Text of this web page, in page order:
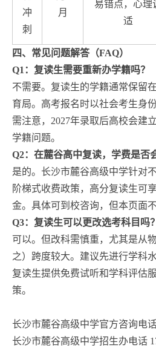
冲
刺
月
易错点，心理
适
四、常见问题解答（FAQ）
Q1：复读生需要重新办学籍吗？
不需要。复读生的学籍通常保留
育局。高考报名时以社会考生身
需注意，2027年录取后高校会建
学籍问题。
Q2：在麓谷高中复读，学费是否
是的。长沙市麓谷高级中学针对
阶梯式收费政策，高分复读生可
金。具体可到校咨询，但本页面
Q3：复读生可以更改选考科目吗？
可以。但改科需慎重，尤其是从
之）跨度较大。建议先进行学科
复读生提供免费试听和学科评估
策。
长沙市麓谷高级中学官方咨询电话
长沙市麓谷高级中学招生办电话